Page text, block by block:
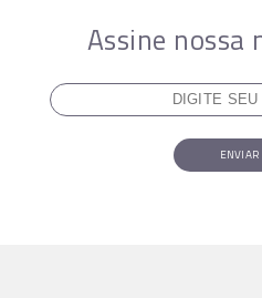
Assine nossa
ENVIAR